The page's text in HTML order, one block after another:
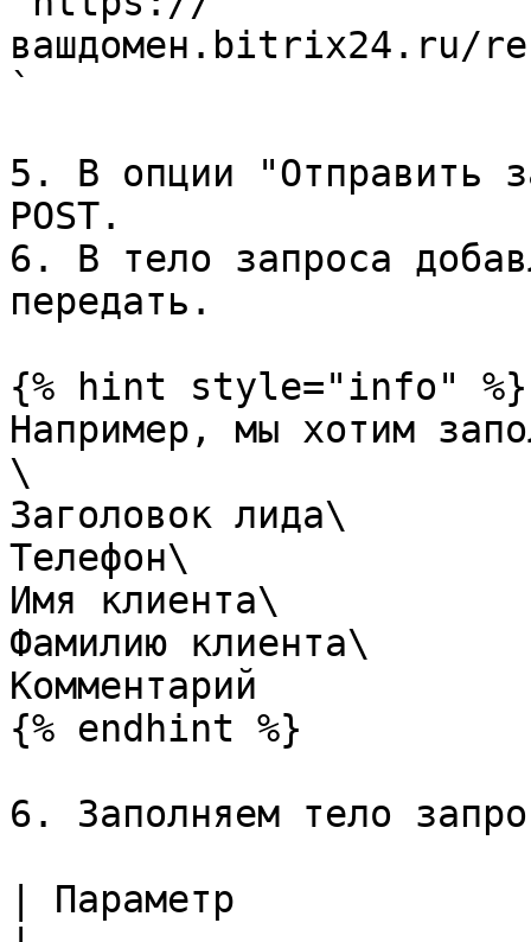
вашдомен.bitrix24.ru/
`
5. В опции "Отправить
POST.
6. В тело запроса
передать.
{% hint style="info" %}
Например, мы хотим
\
Заголовок лида\
Телефон\
Имя клиента\
Фамилию клиента\
Комментарий
{% endhint %}
6. Заполняем тело
| Параметр